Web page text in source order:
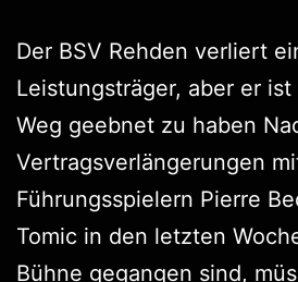
Der BSV Rehden verliert
Leistungsträger, aber er
Weg geebnet zu haben
Vertragsverlängerungen
Führungsspielern Pierre
Tomic in den letzten
Bühne gegangen sind,